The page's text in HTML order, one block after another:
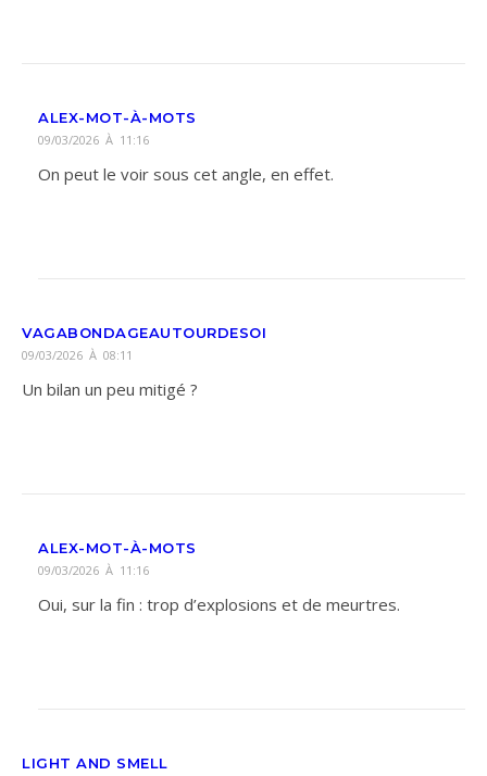
ALEX-MOT-À-MOTS
09/03/2026 À 11:16
On peut le voir sous cet angle, en effet.
VAGABONDAGEAUTOURDESOI
09/03/2026 À 08:11
Un bilan un peu mitigé ?
ALEX-MOT-À-MOTS
09/03/2026 À 11:16
Oui, sur la fin : trop d’explosions et de meurtres.
LIGHT AND SMELL